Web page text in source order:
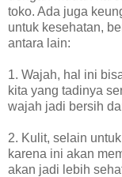
toko. Ada juga
untuk kesehatan,
antara lain:
1. Wajah, hal ini
kita yang tadinya
wajah jadi bersih
2. Kulit, selain
karena ini akan
akan jadi lebih